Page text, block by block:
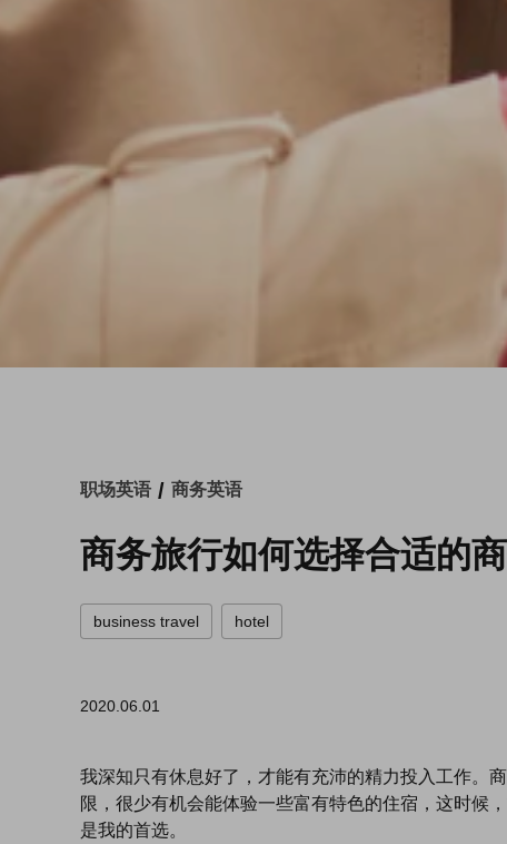
职场英语 / 商务英语
商务旅行如何选择合适的
business travel hotel
2020.06.01
我深知只有休息好了，才能有充沛的精力投入工作。
限，很少有机会能体验一些富有特色的住宿，这时候
是我的首选。